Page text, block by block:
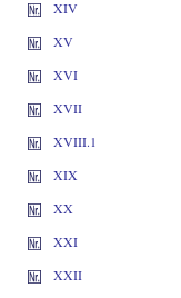
XIV
XV
XVI
XVII
XVIII.1
XIX
XX
XXI
XXII